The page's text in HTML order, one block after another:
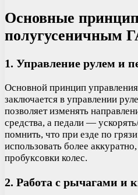
Основные
полугусеничным
1. Управление рулем и
Основной принцип
заключается в управлении
позволяет изменять
средства, а педали —
помнить, что при езде по
использовать более
пробуксовки колес.
2. Работа с рычагами и